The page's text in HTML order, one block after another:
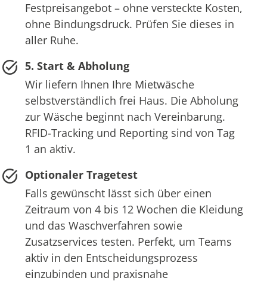
Festpreisangebot – ohne versteckte Kosten,
ohne Bindungsdruck. Prüfen Sie dieses in
aller Ruhe.
5. Start & Abholung
Wir liefern Ihnen Ihre Mietwäsche
selbstverständlich frei Haus. Die Abholung
zur Wäsche beginnt nach Vereinbarung.
RFID-Tracking und Reporting sind von Tag
1 an aktiv.
Optionaler Tragetest
Falls gewünscht lässt sich über einen
Zeitraum von 4 bis 12 Wochen die Kleidung
und das Waschverfahren sowie
Zusatzservices testen. Perfekt, um Teams
aktiv in den Entscheidungsprozess
einzubinden und praxisnahe